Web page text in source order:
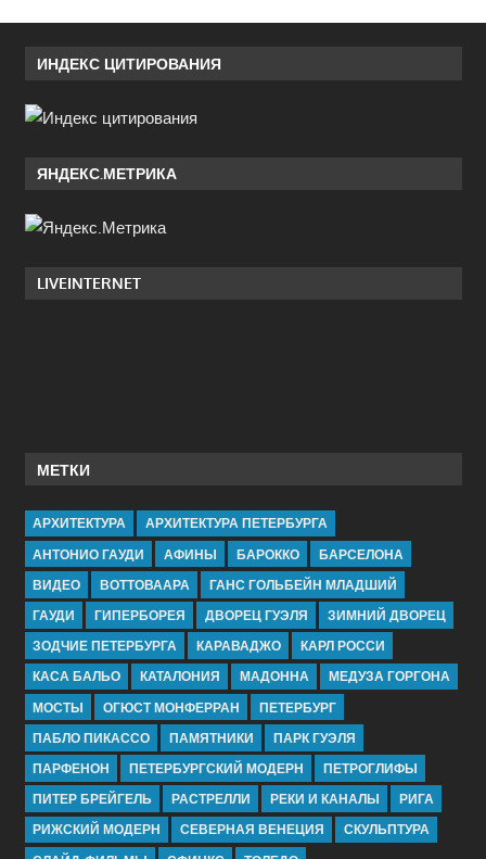
ИНДЕКС ЦИТИРОВАНИЯ
ЯНДЕКС.МЕТРИКА
LIVEINTERNET
МЕТКИ
АРХИТЕКТУРА
АРХИТЕКТУРА ПЕТЕРБУРГА
АНТОНИО ГАУДИ
АФИНЫ БАРОККО
БАРСЕЛОНА
ВИДЕО
ВОТТОВААРА
ГАНС ГОЛЬБЕЙН МЛАДШИЙ
ГАУДИ
ГИПЕРБОРЕЯ ДВОРЕЦ ГУЭЛЯ
ЗИМНИЙ ДВОРЕЦ
ЗОДЧИЕ ПЕТЕРБУРГА
КАРАВАДЖО
КАРЛ РОССИ
КАСА БАЛЬО
КАТАЛОНИЯ МАДОННА
МЕДУЗА ГОРГОНА
МОСТЫ
ОГЮСТ МОНФЕРРАН
ПЕТЕРБУРГ
ПАБЛО ПИКАССО
ПАМЯТНИКИ
ПАРК ГУЭЛЯ
ПАРФЕНОН
ПЕТЕРБУРГСКИЙ МОДЕРН
ПЕТРОГЛИФЫ
ПИТЕР БРЕЙГЕЛЬ
РАСТРЕЛЛИ РЕКИ И КАНАЛЫ
РИГА
РИЖСКИЙ МОДЕРН
СЕВЕРНАЯ ВЕНЕЦИЯ
СКУЛЬПТУРА